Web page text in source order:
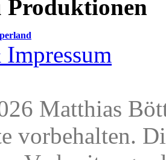
Produktionen
Matthias
vorbehalten.